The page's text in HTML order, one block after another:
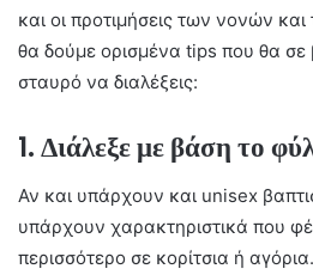
και οι προτιμήσεις των νονών
θα δούμε ορισμένα tips που θα σε
σταυρό να διαλέξεις:
1. Διάλεξε με βάση το
Αν και υπάρχουν και unisex
υπάρχουν χαρακτηριστικά που
περισσότερο σε κορίτσια ή αγόρια.